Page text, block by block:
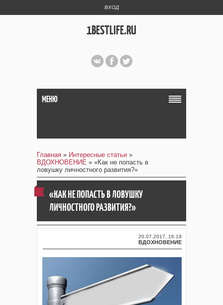
ВХОД
1BESTLIFE.RU
МЕНЮ
Главная » Интересные статьи »
ВДОХНОВЕНИЕ » «Как не попасть в
ловушку личностного развития?»
«КАК НЕ ПОПАСТЬ В ЛОВУШКУ
ЛИЧНОСТНОГО РАЗВИТИЯ?»
20.07.2017, 16:19
ВДОХНОВЕНИЕ